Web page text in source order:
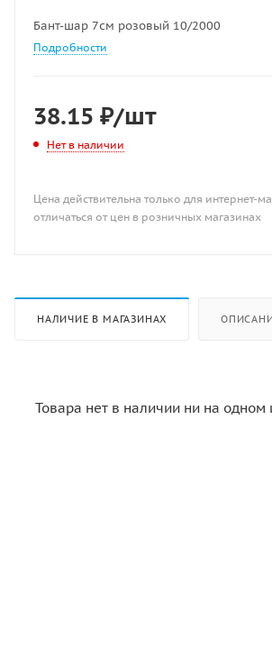
Бант-шар 7см розовый 10/2000
Подробности
38.15 ₽/шт
Нет в наличии
Цена действительна только для интернет-
отличаться от цен в розничных магазинах
НАЛИЧИЕ В МАГАЗИНАХ
Товара нет в наличии ни на одном